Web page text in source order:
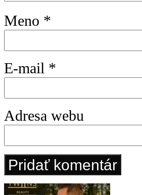
Meno *
E-mail *
Adresa webu